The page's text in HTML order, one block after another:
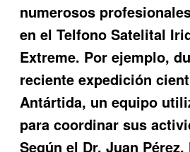
numerosos
en elTelfono Satelital
Extreme. Por ejemplo,
reciente expedición
Antártida, un equipo
para coordinar sus
Según el Dr. Juan